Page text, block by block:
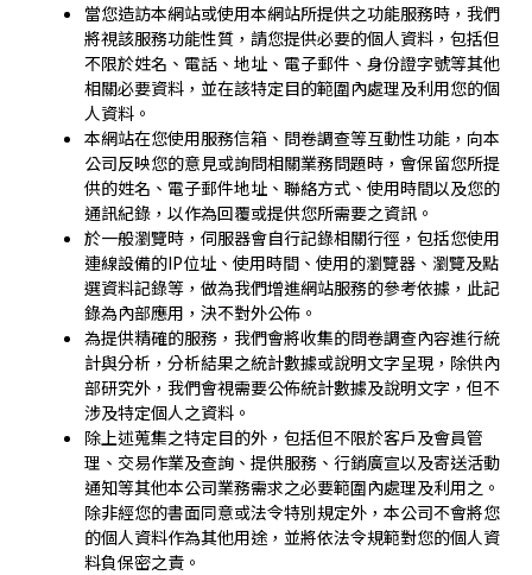
當您造訪本網站或使用本網站所提供之功能服務時，我們
將視該服務功能性質，請您提供必要的個人資料，包括但
不限於姓名、電話、地址、電子郵件、身份證字號等其他
相關必要資料，並在該特定目的範圍內處理及利用您的個
人資料。
本網站在您使用服務信箱、問卷調查等互動性功能，向本
公司反映您的意見或詢問相關業務問題時，會保留您所提
供的姓名、電子郵件地址、聯絡方式、使用時間以及您的
通訊紀錄，以作為回覆或提供您所需要之資訊。
於一般瀏覽時，伺服器會自行記錄相關行徑，包括您使用
連線設備的IP位址、使用時間、使用的瀏覽器、瀏覽及點
選資料記錄等，做為我們增進網站服務的參考依據，此記
錄為內部應用，決不對外公佈。
為提供精確的服務，我們會將收集的問卷調查內容進行統
計與分析，分析結果之統計數據或說明文字呈現，除供內
部研究外，我們會視需要公佈統計數據及說明文字，但不
涉及特定個人之資料。
除上述蒐集之特定目的外，包括但不限於客戶及會員管
理、交易作業及查詢、提供服務、行銷廣宣以及寄送活動
通知等其他本公司業務需求之必要範圍內處理及利用之。
除非經您的書面同意或法令特別規定外，本公司不會將您
的個人資料作為其他用途，並將依法令規範對您的個人資
料負保密之責。